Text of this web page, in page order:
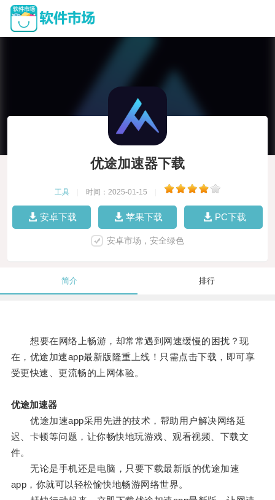
优途加速器下载
工具 时间：2025-01-15
安卓下载 苹果下载 PC下载
安卓市场，安全绿色
简介 排行
想要在网络上畅游，却常常遇到网速缓慢的困扰？现
在，优途加速app最新版隆重上线！只需点击下载，即可享
受更快速、更流畅的上网体验。
优途加速器
优途加速app采用先进的技术，帮助用户解决网络延
迟、卡顿等问题，让你畅快地玩游戏、观看视频、下载文
件。
无论是手机还是电脑，只要下载最新版的优途加速
app，你就可以轻松愉快地畅游网络世界。